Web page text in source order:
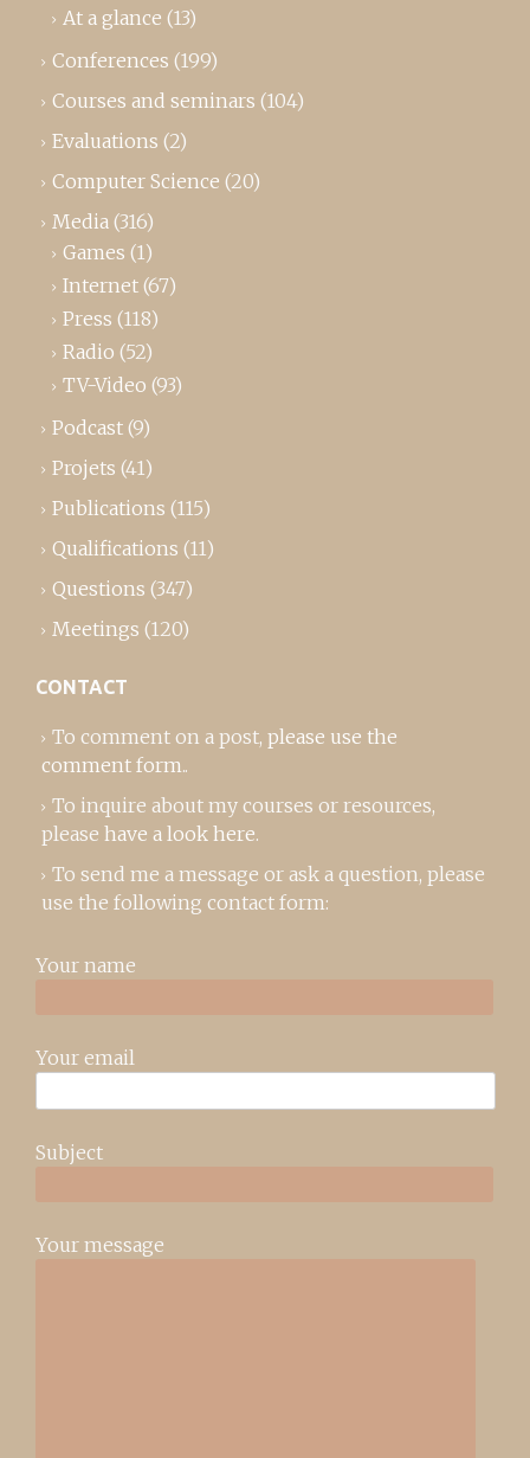
At a glance (13)
Conferences (199)
Courses and seminars (104)
Evaluations (2)
Computer Science (20)
Media (316)
Games (1)
Internet (67)
Press (118)
Radio (52)
TV-Video (93)
Podcast (9)
Projets (41)
Publications (115)
Qualifications (11)
Questions (347)
Meetings (120)
CONTACT
To comment on a post, please use the
comment form..
To inquire about my courses or resources,
please have a look here.
To send me a message or ask a question, please
use the following contact form:
Your name
Your email
Subject
Your message